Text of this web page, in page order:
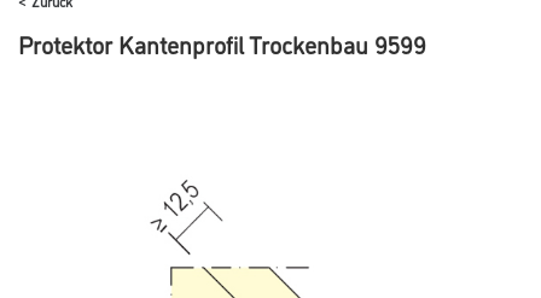
Protektor Kantenprofil Trockenbau 9599